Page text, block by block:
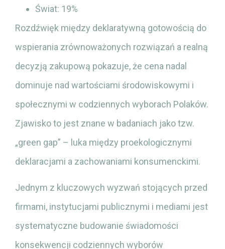
Świat: 19%
Rozdźwięk między deklaratywną gotowością do
wspierania zrównoważonych rozwiązań a realną
decyzją zakupową pokazuje, że cena nadal
dominuje nad wartościami środowiskowymi i
społecznymi w codziennych wyborach Polaków.
Zjawisko to jest znane w badaniach jako tzw.
„green gap” – luka między proekologicznymi
deklaracjami a zachowaniami konsumenckimi.
Jednym z kluczowych wyzwań stojących przed
firmami, instytucjami publicznymi i mediami jest
systematyczne budowanie świadomości
konsekwencji codziennych wyborów